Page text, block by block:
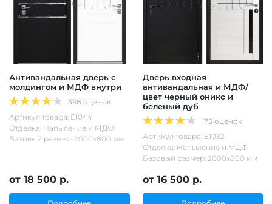
Антивандальная дверь с
молдингом и МДФ внутри
398 оценок
Артикул товара: Е1044
Отделка: Напыление и МДФ
Базовый размер: 2000х800 мм
от 18 500 р.
Дверь входная
антивандальная и МДФ/
цвет черный оникс и
беленый дуб
175 оценок
Артикул товара: Е1032
Отделка: Напыление и МДФ
Базовый размер: 2000х800 мм
от 16 500 р.